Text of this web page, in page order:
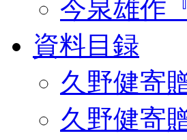
今泉雄作
資料目録
久野健寄
久野健寄